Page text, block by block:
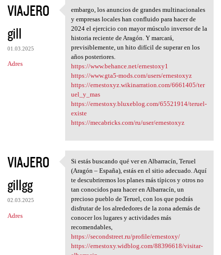
VIAJERO
gill
01.03.2025
Adres
embargo, los anuncios de
embargo, los anuncios de grandes multinacionales
y empresas locales han confluido para hacer de
2024 el ejercicio con mayor músculo inversor de la
historia reciente de Aragón. Y marcará,
previsiblemente, un hito difícil de superar en los
años posteriores.
https://www.behance.net/ernestoxy1
https://www.gta5-mods.com/users/ernestoxyz
https://ernestoxyz.wikinarration.com/6661405/ter
uel_y_mas
https://ernestoxy.bluxeblog.com/65521914/teruel-
existe
https://mecabricks.com/ru/user/ernestoxyz
VIAJERO
gillgg
02.03.2025
Adres
Si estás buscando qué ver en
Si estás buscando qué ver en Albarracín, Teruel
(Aragón – España), estás en el sitio adecuado. Aquí
te descubriremos los planes más típicos y otros no
tan conocidos para hacer en Albarracín, un
precioso pueblo de Teruel, con los que podrás
disfrutar de los alrededores de la zona además de
conocer los lugares y actividades más
recomendables,
https://secondstreet.ru/profile/ernestoxy/
https://ernestoxy.widblog.com/88396618/visitar-